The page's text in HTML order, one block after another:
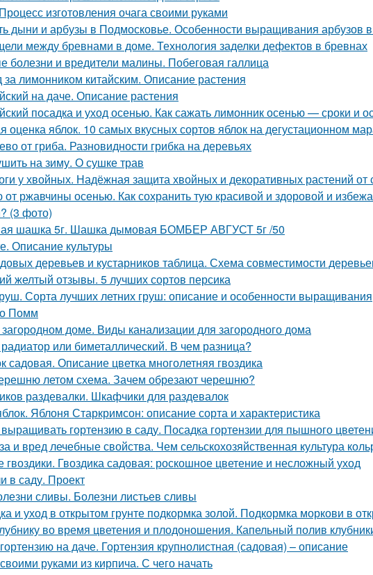
изготовления очага своими руками
дыни и арбузы в Подмосковье. Особенности выращивания арбузов
между бревнами в доме. Технология заделки дефектов в бревнах
болезни и вредители малины. Побеговая галлица
за лимонником китайским. Описание растения
на даче. Описание растения
посадка и уход осенью. Как сажать лимонник осенью — сроки и
оценка яблок. 10 самых вкусных сортов яблок на дегустационном
от гриба. Разновидности грибка на деревьях
на зиму. О сушке трав
у хвойных. Надёжная защита хвойных и декоративных растений от
от ржавчины осенью. Как сохранить тую красивой и здоровой и
(3 фото)
шашка 5г. Шашка дымовая БОМБЕР АВГУСТ 5г /50
Описание культуры
деревьев и кустарников таблица. Схема совместимости
желтый отзывы. 5 лучших сортов персика
Сорта лучших летних груш: описание и особенности выращивания
Помм
доме. Виды канализации для загородного дома
или биметаллический. В чем разница?
садовая. Описание цветка многолетняя гвоздика
летом схема. Зачем обрезают черешню?
раздевалки. Шкафчики для раздевалок
Яблоня Старкримсон: описание сорта и характеристика
гортензию в саду. Посадка гортензии для пышного
и вред лечебные свойства. Чем сельскохозяйственная культура
Гвоздика садовая: роскошное цветение и несложный уход
в саду. Проект
сливы. Болезни листьев сливы
и уход в открытом грунте подкормка золой. Подкормка моркови в
во время цветения и плодоношения. Капельный полив
на даче. Гортензия крупнолистная (садовая) – описание
руками из кирпича. С чего начать